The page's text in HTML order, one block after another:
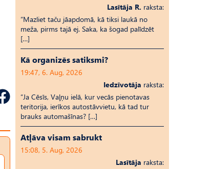
Lasītāja R. raksta:
“Mazliet taču jāapdomā, kā tiksi laukā no
meža, pirms tajā ej. Saka, ka šogad palīdzēt
[…]
Kā organizēs satiksmi?
19:47, 6. Aug, 2026
Iedzīvotāja raksta:
“Ja Cēsīs, Vaļņu ielā, kur vecās pienotavas
teritorija, ierīkos autostāvvietu, kā tad tur
brauks automašīnas? […]
Atļāva visam sabrukt
15:08, 5. Aug, 2026
Lasītāja raksta: